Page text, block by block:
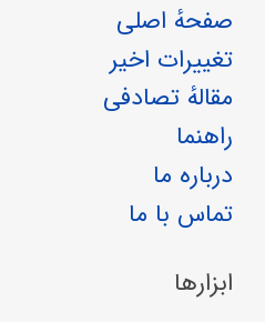
صفحهٔ اصلی
تغییرات اخیر
مقالهٔ تصادفی
راهنما
درباره ما
تماس با ما
ابزارها